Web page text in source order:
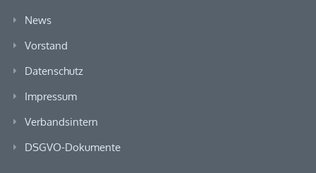
News
Vorstand
Datenschutz
Impressum
Verbandsintern
DSGVO-Dokumente